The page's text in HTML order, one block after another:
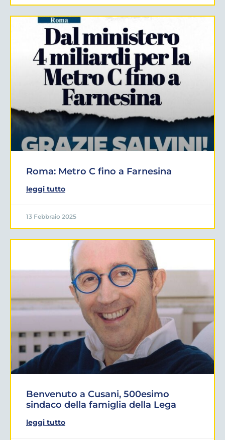
Roma: Metro C fino a Farnesina
leggi tutto
13 Febbraio 2025
Benvenuto a Cusani, 500esimo
sindaco della famiglia della Lega
leggi tutto